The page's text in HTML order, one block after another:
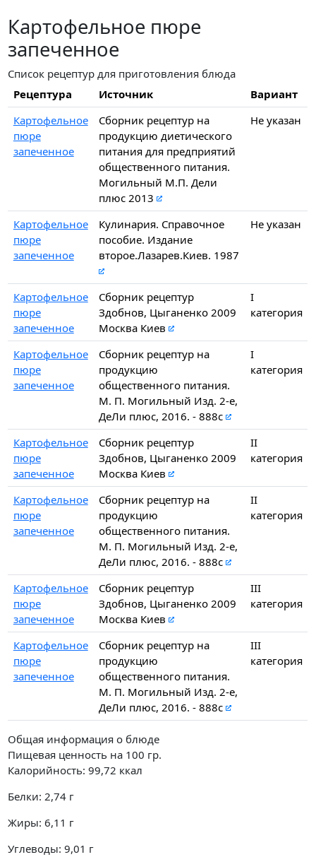
Картофельное пюре
запеченное
Список рецептур для приготовления блюда
Рецептура
Источник
Вариант
Картофельное
пюре
запеченное
Сборник рецептур на
продукцию диетического
питания для предприятий
общественного питания.
Могильный М.П. Дели
плюс 2013
Не указан
Картофельное
пюре
запеченное
Кулинария. Справочное
пособие. Издание
второе.Лазарев.Киев. 1987
Не указан
Картофельное
пюре
запеченное
Сборник рецептур
Здобнов, Цыганенко 2009
Москва Киев
I
категория
Картофельное
пюре
запеченное
Сборник рецептур на
продукцию
общественного питания.
М. П. Могильный Изд. 2-е,
ДеЛи плюс, 2016. - 888с
I
категория
Картофельное
пюре
запеченное
Сборник рецептур
Здобнов, Цыганенко 2009
Москва Киев
II
категория
Картофельное
пюре
запеченное
Сборник рецептур на
продукцию
общественного питания.
М. П. Могильный Изд. 2-е,
ДеЛи плюс, 2016. - 888с
II
категория
Картофельное
пюре
запеченное
Сборник рецептур
Здобнов, Цыганенко 2009
Москва Киев
III
категория
Картофельное
пюре
запеченное
Сборник рецептур на
продукцию
общественного питания.
М. П. Могильный Изд. 2-е,
ДеЛи плюс, 2016. - 888с
III
категория
Общая информация о блюде
Пищевая ценность на 100 гр.
Калорийность: 99,72 ккал
Белки: 2,74 г
Жиры: 6,11 г
Углеводы: 9,01 г